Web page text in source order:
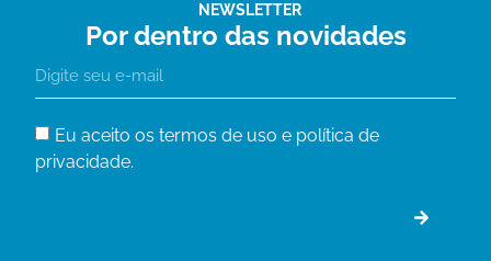
NEWSLETTER
Por dentro das novidades
Eu aceito os termos de uso e política de
privacidade.